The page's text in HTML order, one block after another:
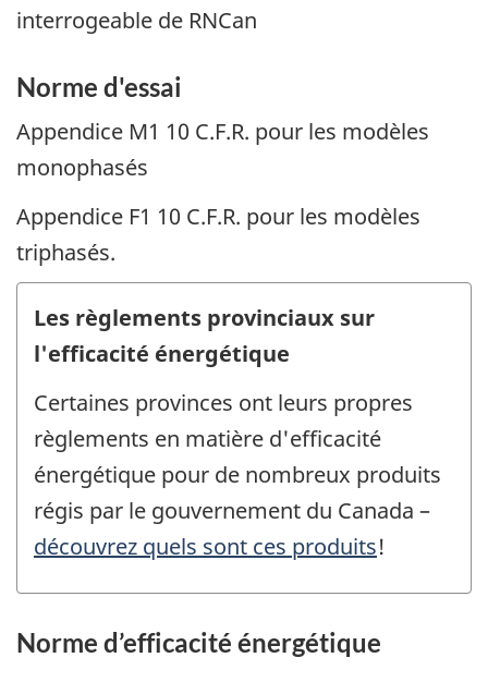
interrogeable de RNCan
Norme d'essai
Appendice M1 10 C.F.R. pour les modèles
monophasés
Appendice F1 10 C.F.R. pour les modèles
triphasés.
Les règlements provinciaux sur
l'efficacité énergétique
Certaines provinces ont leurs propres
règlements en matière d'efficacité
énergétique pour de nombreux produits
régis par le gouvernement du Canada –
découvrez quels sont ces produits!
Norme d’efficacité énergétique